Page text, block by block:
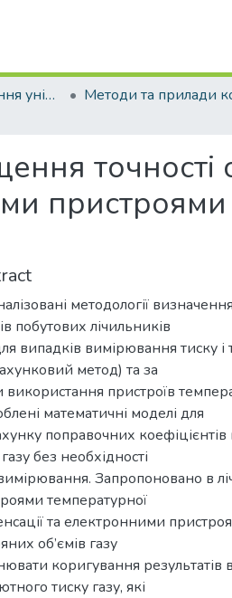
Періодичні видання університету
методології
побутових лічильників
випадків вимірювання тиску
метод) та за
пристроїв
математичні моделі для
поправочних
без необхідності
Запропоновано в
температурної
та електронними
об’ємів газу
коригування
тиску газу, які